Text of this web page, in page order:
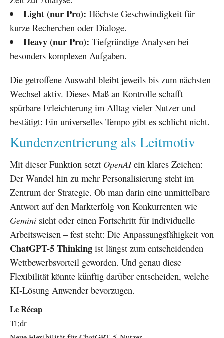
Light (nur Pro): Höchste Geschwindigkeit für
kurze Recherchen oder Dialoge.
Heavy (nur Pro): Tiefgründige Analysen bei
besonders komplexen Aufgaben.
Die getroffene Auswahl bleibt jeweils bis zum nächsten
Wechsel aktiv. Dieses Maß an Kontrolle schafft
spürbare Erleichterung im Alltag vieler Nutzer und
bestätigt: Ein universelles Tempo gibt es schlicht nicht.
Kundenzentrierung als Leitmotiv
Mit dieser Funktion setzt OpenAIein klares Zeichen:
Der Wandel hin zu mehr Personalisierung steht im
Zentrum der Strategie. Ob man darin eine unmittelbare
Antwort auf den Markterfolg von Konkurrenten wie
Gemini sieht oder einen Fortschritt für individuelle
Arbeitsweisen – fest steht: Die Anpassungsfähigkeit von
ChatGPT-5 Thinking ist längst zum entscheidenden
Wettbewerbsvorteil geworden. Und genau diese
Flexibilität könnte künftig darüber entscheiden, welche
KI-Lösung Anwender bevorzugen.
Le Récap
Tl;dr